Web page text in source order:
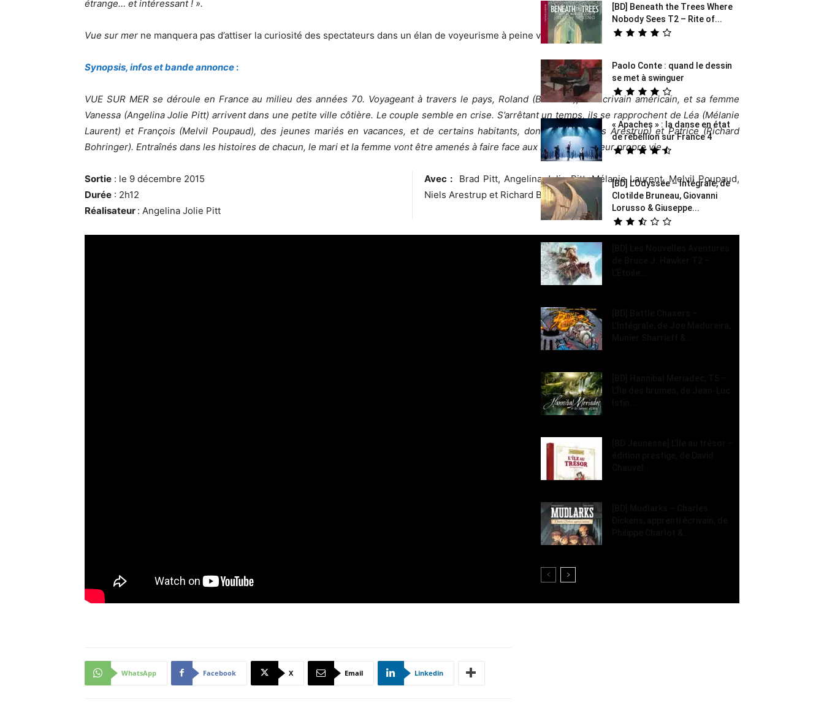
étrange… et intéressant ! ».
Vue sur mer ne manquera pas d’attiser la curiosité des spectateurs dans un élan de voyeurisme à peine voilé.
Synopsis, infos et bande annonce :
VUE SUR MER se déroule en France au milieu des années 70. Voyageant à travers le pays, Roland (Brad Pitt), un écrivain américain, et sa femme
Vanessa (Angelina Jolie Pitt) arrivent dans une petite ville côtière. Le couple semble en crise. S’arrêtant un temps, ils se rapprochent de Léa (Mélanie
Laurent) et François (Melvil Poupaud), des jeunes mariés en vacances, et de certains habitants, dont Michel (Niels Arestrup) et Patrice (Richard
Bohringer). Entraînés dans les histoires de chacun, le mari et la femme vont être amenés à faire face aux impasses de leur propre vie.
Sortie : le 9 décembre 2015
Durée : 2h12
Réalisateur : Angelina Jolie Pitt
Avec :
Brad Pitt, Angelina Jolie Pitt, Mélanie Laurent, Melvil Poupaud,
Niels Arestrup et Richard Bohringer
WhatsApp Facebook X Email Linkedin
[BD] Beneath the Trees Where
Nobody Sees T2 – Rite of...
Paolo Conte : quand le dessin
se met à swinguer
« Apaches » : la danse en état
de rébellion sur France 4
[BD] L’Odyssée – Intégrale, de
Clotilde Bruneau, Giovanni
Lorusso & Giuseppe...